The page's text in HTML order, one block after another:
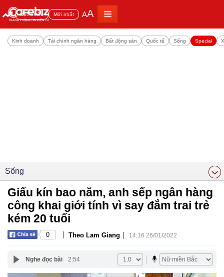
Đọc nhiều Mới nhất AA
Kinh doanh Tài chính ngân hàng Bất động sản Quốc tế Sống Special
Sống
Giấu kín bao năm, anh sếp ngân hàng
công khai giới tính vì say đắm trai trẻ
kém 20 tuổi
0 | Theo Lam Giang | 14:16 26/01/2022
Nghe đọc bài 2:54